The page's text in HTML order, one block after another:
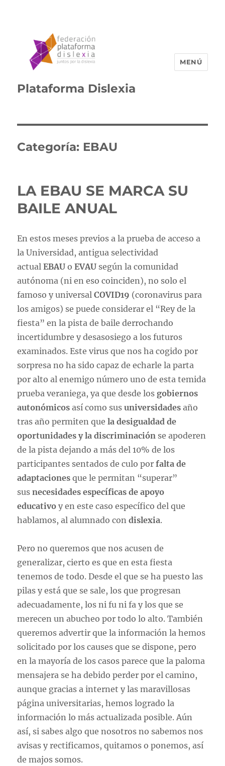
Plataforma Dislexia
MENÚ
Categoría: EBAU
LA EBAU SE MARCA SU
BAILE ANUAL
En estos meses previos a la prueba de acceso a
la Universidad, antigua selectividad
actualEBAU oEVAU según la comunidad
autónoma (ni en eso coinciden), no solo el
famoso y universalCOVID19 (coronavirus para
los amigos) se puede considerar el “Rey de la
fiesta” en la pista de baile derrochando
incertidumbre y desasosiego a los futuros
examinados. Este virus que nos ha cogido por
sorpresa no ha sido capaz de echarle la parta
por alto al enemigo número uno de esta temida
prueba veraniega, ya que desde los gobiernos
autonómicos así como susuniversidades año
tras año permiten quela desigualdad de
oportunidades y la discriminación se apoderen
de la pista dejando a más del 10% de los
participantes sentados de culo porfalta de
adaptaciones que le permitan “superar”
susnecesidades específicas de apoyo
educativo y en este caso específico del que
hablamos, al alumnado condislexia.
Pero no queremos que nos acusen de
generalizar, cierto es que en esta fiesta
tenemos de todo. Desde el que se ha puesto las
pilas y está que se sale, los que progresan
adecuadamente, los ni fu ni fa y los que se
merecen un abucheo por todo lo alto. También
queremos advertir que la información la hemos
solicitado por los causes que se dispone, pero
en la mayoría de los casos parece que la paloma
mensajera se ha debido perder por el camino,
aunque gracias a internet y las maravillosas
página universitarias, hemos logrado la
información lo más actualizada posible. Aún
así, si sabes algo que nosotros no sabemos nos
avisas y rectificamos, quitamos o ponemos, así
de majos somos.